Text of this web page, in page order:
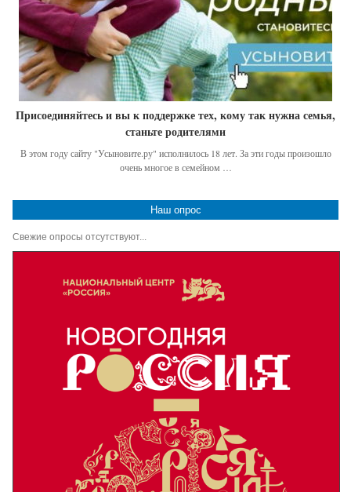
Присоединяйтесь и вы к поддержке тех, кому так нужна семья,
станьте родителями
В этом году сайту "Усыновите.ру" исполнилось 18 лет. За эти годы произошло
очень многое в семейном …
Наш опрос
Свежие опросы отсутствуют...